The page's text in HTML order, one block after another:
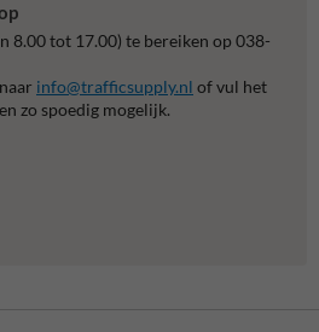
8.00 tot 17.00) te bereiken op 038-
info@trafficsupply.nl of vul het
zo spoedig mogelijk.